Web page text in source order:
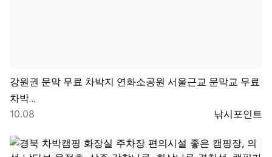
강원권 문막 무료 차박지 연화소공원 서울근교 문막교 무료
차박…
등록자
낚시포인트
등록일
10.08